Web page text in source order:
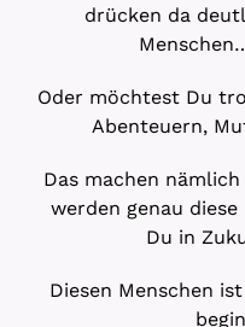
drücken da
Oder möchtest Du
Abenteuern,
Das machen
werden genau
Du in
Diesen Menschen